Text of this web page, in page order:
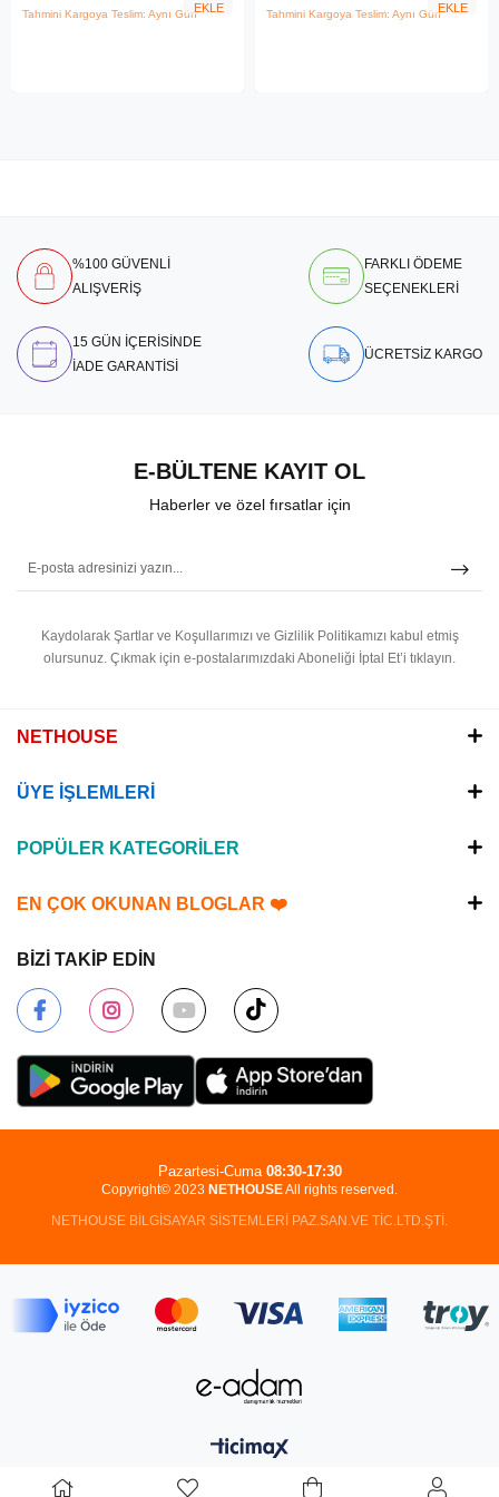
Tahmini Kargoya Teslim: Aynı GünEKLE
Tahmini Kargoya Teslim: Aynı GünEKLE
%100 GÜVENLİ
ALIŞVERİŞ
FARKLI ÖDEME
SEÇENEKLERİ
15 GÜN İÇERİSİNDE
İADE GARANTİSİ
ÜCRETSİZ KARGO
E-BÜLTENE KAYIT OL
Haberler ve özel fırsatlar için
Kaydolarak Şartlar ve Koşullarımızı ve Gizlilik Politikamızı kabul etmiş
olursunuz. Çıkmak için e-postalarımızdaki Aboneliği İptal Et’i tıklayın.
NETHOUSE
ÜYE İŞLEMLERİ
POPÜLER KATEGORİLER
EN ÇOK OKUNAN BLOGLAR ❤️
BİZİ TAKİP EDİN
Copyright© 2023 NETHOUSEAll rights reserved.
NETHOUSE BİLGİSAYAR SİSTEMLERİ PAZ.SAN.VE TİC.LTD.ŞTİ.
Pazartesi-Cuma 08:30-17:30